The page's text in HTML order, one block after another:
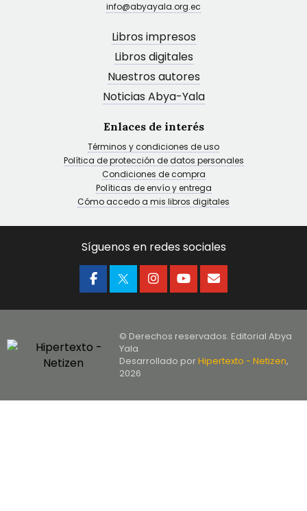
info@abyayala.org.ec
Libros impresos
Libros digitales
Nuestros autores
Noticias Abya-Yala
Enlaces de interés
Términos y condiciones de uso
Política de protección de datos personales
Condiciones de compra
Políticas de envío y entrega
Cómo accedo a mis libros digitales
Síguenos en redes sociales
© Derechos reservados. Editorial Abya
Yala
Desarrollado porHipertexto - Netizen,
2026